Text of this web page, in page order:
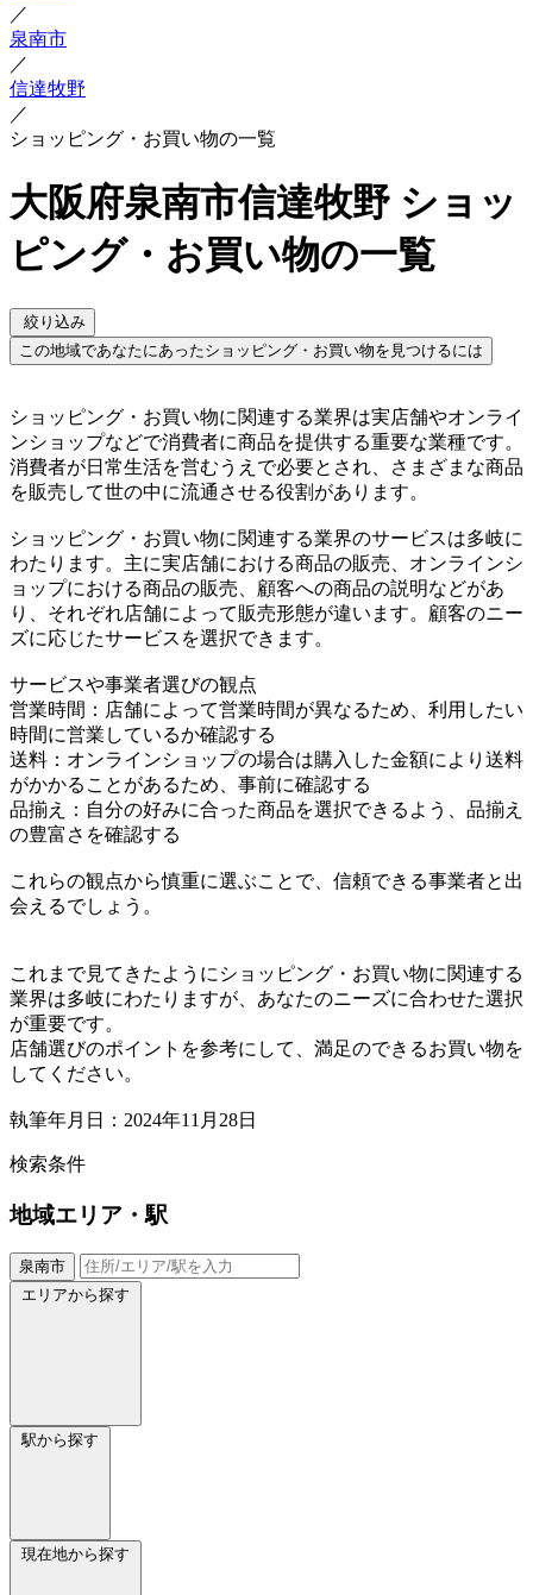
／
泉南市
／
信達牧野
／
ショッピング・お買い物の一覧
大阪府泉南市信達牧野 ショッ
ピング・お買い物の一覧
絞り込み
この地域であなたにあったショッピング・お買い物を見つけるには
ショッピング・お買い物に関連する業界は実店舗やオンライ
ンショップなどで消費者に商品を提供する重要な業種です。
消費者が日常生活を営むうえで必要とされ、さまざまな商品
を販売して世の中に流通させる役割があります。
ショッピング・お買い物に関連する業界のサービスは多岐に
わたります。主に実店舗における商品の販売、オンラインシ
ョップにおける商品の販売、顧客への商品の説明などがあ
り、それぞれ店舗によって販売形態が違います。顧客のニー
ズに応じたサービスを選択できます。
サービスや事業者選びの観点
営業時間：店舗によって営業時間が異なるため、利用したい
時間に営業しているか確認する
送料：オンラインショップの場合は購入した金額により送料
がかかることがあるため、事前に確認する
品揃え：自分の好みに合った商品を選択できるよう、品揃え
の豊富さを確認する
これらの観点から慎重に選ぶことで、信頼できる事業者と出
会えるでしょう。
これまで見てきたようにショッピング・お買い物に関連する
業界は多岐にわたりますが、あなたのニーズに合わせた選択
が重要です。
店舗選びのポイントを参考にして、満足のできるお買い物を
してください。
執筆年月日：2024年11月28日
検索条件
地域エリア・駅
泉南市
エリアから探す
駅から探す
現在地から探す